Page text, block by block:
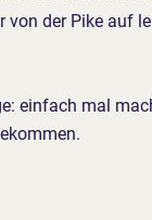
der Pike auf
einfach mal